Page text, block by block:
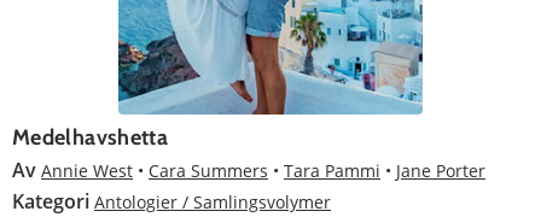
Medelhavshetta
Av Annie West Cara Summers Tara Pammi Jane Porter
Kategori Antologier / Samlingsvolymer